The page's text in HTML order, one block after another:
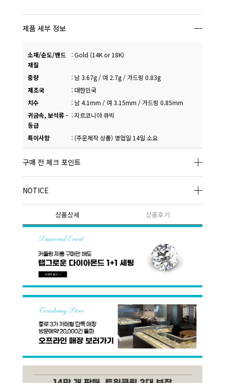
제품 세부 정보
소재/순도/밴드
재질
:Gold (14K or 18K)
중량 : 남 3.67g / 여 2.7g / 가드링 0.83g
제조국
: 대한민국
치수
: 남 4.1mm / 여 3.15mm / 가드링 0.85mm
귀금속, 보석류 -
등급
:지르코니아 큐빅
특이사항 : (주문제작 상품) 영업일 14일 소요
구매 전 체크 포인트
NOTICE
상품상세 상품후기